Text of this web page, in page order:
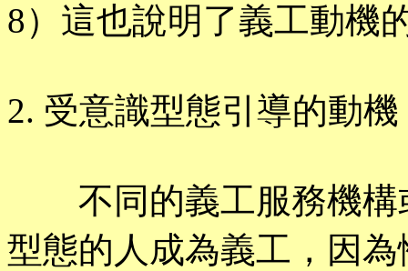
8）這也說明了義工動機
2. 受意識型態引導的動
不同的義工服務機構
型態的人成為義工，因